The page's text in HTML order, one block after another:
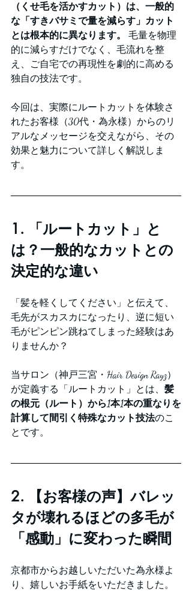
（くせ毛を活かすカット）は、一般的
な「すきバサミで量を減らす」カット
とは根本的に異なります。
毛量を物理
的に減らすだけでなく、毛流れを整
え、ご自宅での再現性を劇的に高める
独自の技法です。
今回は、実際にルートカットを体験さ
れたお客様（30代・為永様）からのリ
アルなメッセージを交えながら、その
効果と魅力について詳しく解説しま
す。
1. 「ルートカット」と
は？一般的なカットとの
決定的な違い
「髪を軽くしてください」と伝えて、
毛先がスカスカになったり、逆に短い
毛がピンピン跳ねてしまった経験はあ
りませんか？
当サロン（神戸三宮・Hair Design Rayz）
が定義する「ルートカット」とは、 髪
の根元（ルート）から1本1本の重なりを
計算して間引く特殊なカット技法のこ
とです。
2. 【お客様の声】バレッ
タが壊れるほどの多毛が
「感動」に変わった瞬間
京都市からお越しいただいた為永様よ
り、嬉しいお手紙をいただきました。